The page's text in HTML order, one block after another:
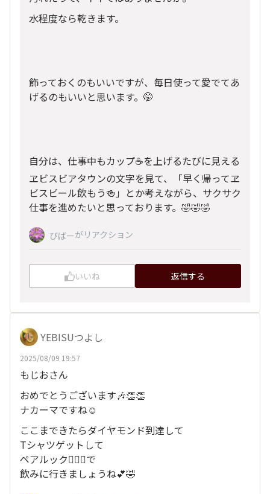
水程度なら乾きます。
飾っておくのもいいですが、毎日使って愛でてあ
げるのもいいと思います。🤭
自分は、仕事中もカップ☕️を上げるたびに見える
ヱビスビアタウンの文字を見て、「早く帰ってヱ
ビスビール飲もう🍻」とか考えながら、サクサク
仕事を進めたいと思っております。🤣🤣🤣
びばーがリアクション
いいね 返信する
YEBISUつよし
2025/08/09 19:57
もじおさん
おめでとうございます🎶👏👏
ナカーマですね☺️
ここまできたらダイヤモンド到達して
Tシャツゲットして
ペアルック👨‍❤️‍👨で
飲みに行きましょうね💕🤣